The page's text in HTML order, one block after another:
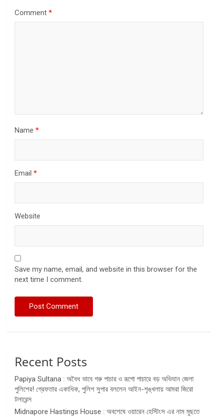
Comment *
Name *
Email *
Website
Save my name, email, and website in this browser for the
next time I comment.
Recent Posts
Papiya Sultana : অবৈধ ভাবে গরু পাচার ও রূপো পাচারে বড় অভিযান জেলা
পুলিশের! গ্রেফতার একাধিক, পুলিশ সুপার বললেন আইন-শৃঙ্খলায় আমরা জিরো
টলারেন্স
Midnapore Hastings House : অবশেষে ওয়ারেন হেস্টিংস এর নাম মুছতে